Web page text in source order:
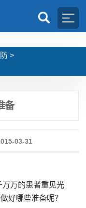
>
备
03-31
万万的患者重见光
好哪些准备呢？